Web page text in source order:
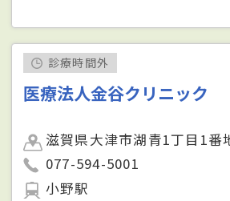
診療時間外
医療法人金谷クリニック
滋賀県大津市湖青1丁目1番
077-594-5001
小野駅